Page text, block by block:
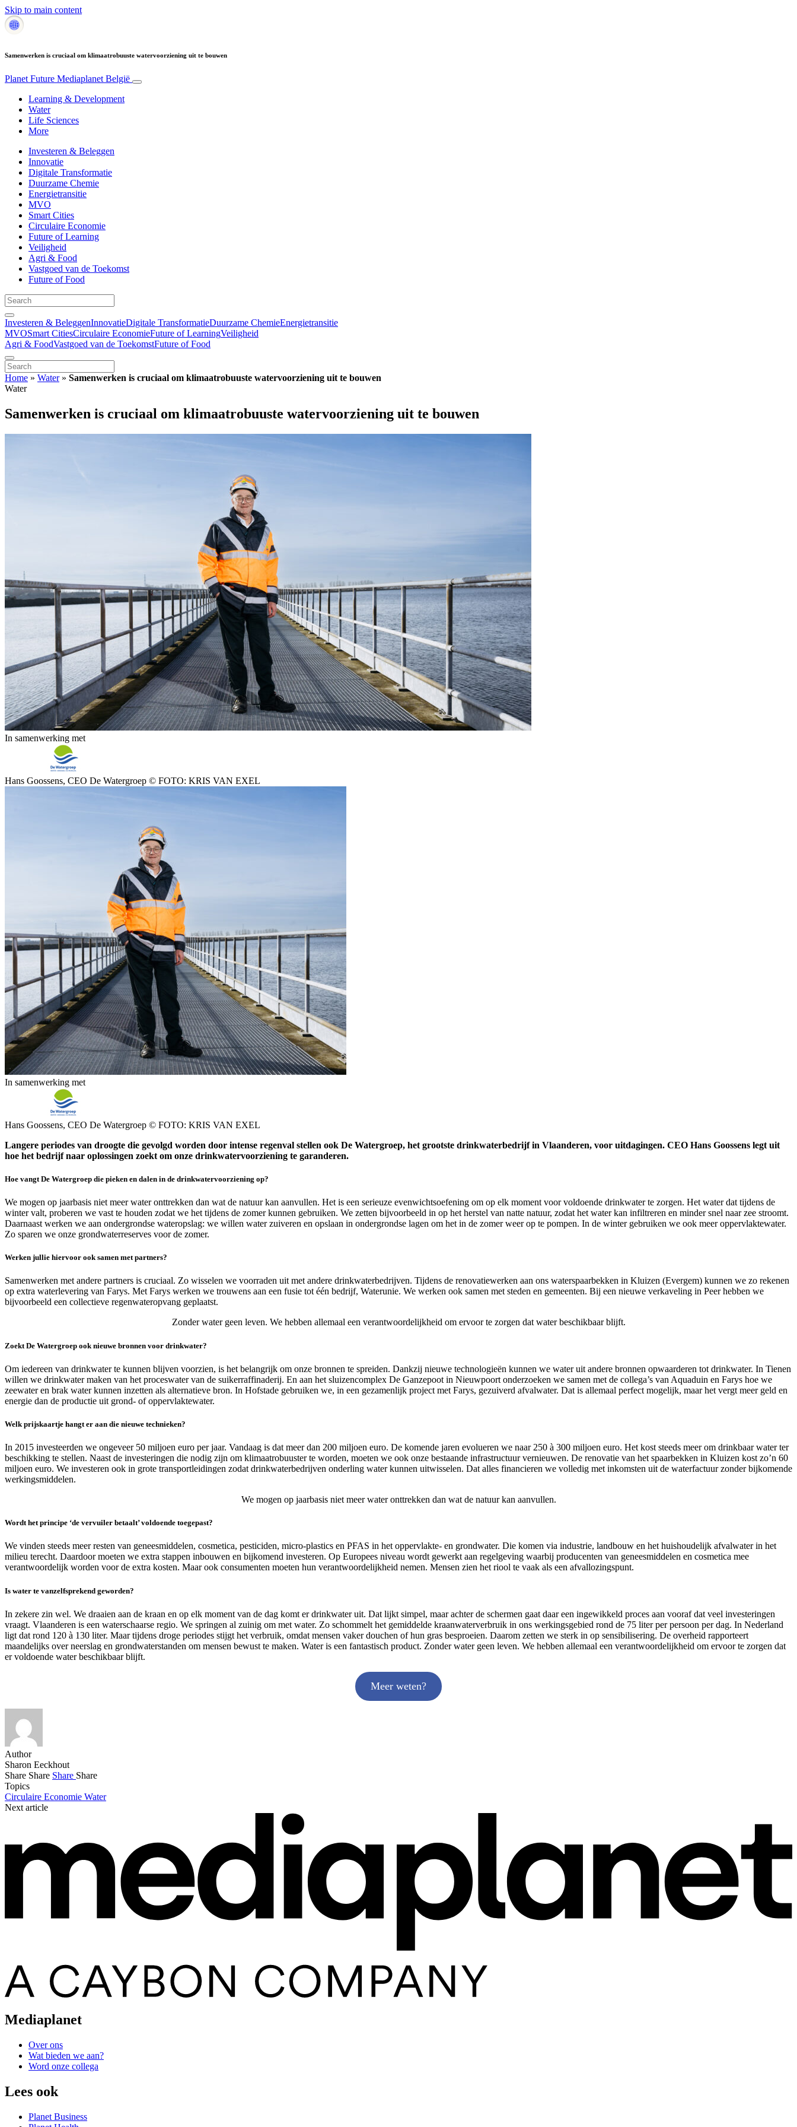
Skip to main content
Samenwerken is cruciaal om klimaatrobuuste watervoorziening uit te bouwen
Planet Future Mediaplanet België
Learning & Development
Water
Life Sciences
More
Investeren & Beleggen
Innovatie
Digitale Transformatie
Duurzame Chemie
Energietransitie
MVO
Smart Cities
Circulaire Economie
Future of Learning
Veiligheid
Agri & Food
Vastgoed van de Toekomst
Future of Food
Investeren & BeleggenInnovatieDigitale TransformatieDuurzame ChemieEnergietransitie
MVOSmart CitiesCirculaire EconomieFuture of LearningVeiligheid
Agri & FoodVastgoed van de ToekomstFuture of Food
Home » Water» Samenwerken is cruciaal om klimaatrobuuste watervoorziening uit te bouwen
Water
Samenwerken is cruciaal om klimaatrobuuste watervoorziening uit te bouwen
In samenwerking met
Hans Goossens, CEO De Watergroep © FOTO: KRIS VAN EXEL
In samenwerking met
Hans Goossens, CEO De Watergroep © FOTO: KRIS VAN EXEL
Langere periodes van droogte die gevolgd worden door intense regenval stellen ook De Watergroep, het grootste drinkwaterbedrijf in Vlaanderen, voor uitdagingen. CEO Hans Goossens legt uit
hoe het bedrijf naar oplossingen zoekt om onze drinkwatervoorziening te garanderen.
Hoe vangt De Watergroep die pieken en dalen in de drinkwatervoorziening op?
We mogen op jaarbasis niet meer water onttrekken dan wat de natuur kan aanvullen. Het is een serieuze evenwichtsoefening om op elk moment voor voldoende drinkwater te zorgen. Het water dat tijdens de
winter valt, proberen we vast te houden zodat we het tijdens de zomer kunnen gebruiken. We zetten bijvoorbeeld in op het herstel van natte natuur, zodat het water kan infiltreren en minder snel naar zee stroomt.
Daarnaast werken we aan ondergrondse wateropslag: we willen water zuiveren en opslaan in ondergrondse lagen om het in de zomer weer op te pompen. In de winter gebruiken we ook meer oppervlaktewater.
Zo sparen we onze grondwaterreserves voor de zomer.
Werken jullie hiervoor ook samen met partners?
Samenwerken met andere partners is cruciaal. Zo wisselen we voorraden uit met andere drinkwaterbedrijven. Tijdens de renovatiewerken aan ons waterspaarbekken in Kluizen (Evergem) kunnen we zo rekenen
op extra waterlevering van Farys. Met Farys werken we trouwens aan een fusie tot één bedrijf, Waterunie. We werken ook samen met steden en gemeenten. Bij een nieuwe verkaveling in Peer hebben we
bijvoorbeeld een collectieve regenwateropvang geplaatst.
Zonder water geen leven. We hebben allemaal een verantwoordelijkheid om ervoor te zorgen dat water beschikbaar blijft.
Zoekt De Watergroep ook nieuwe bronnen voor drinkwater?
Om iedereen van drinkwater te kunnen blijven voorzien, is het belangrijk om onze bronnen te spreiden. Dankzij nieuwe technologieën kunnen we water uit andere bronnen opwaarderen tot drinkwater. In Tienen
willen we drinkwater maken van het proceswater van de suikerraffinaderij. En aan het sluizencomplex De Ganzepoot in Nieuwpoort onderzoeken we samen met de collega’s van Aquaduin en Farys hoe we
zeewater en brak water kunnen inzetten als alternatieve bron. In Hofstade gebruiken we, in een gezamenlijk project met Farys, gezuiverd afvalwater. Dat is allemaal perfect mogelijk, maar het vergt meer geld en
energie dan de productie uit grond- of oppervlaktewater.
Welk prijskaartje hangt er aan die nieuwe technieken?
In 2015 investeerden we ongeveer 50 miljoen euro per jaar. Vandaag is dat meer dan 200 miljoen euro. De komende jaren evolueren we naar 250 à 300 miljoen euro. Het kost steeds meer om drinkbaar water ter
beschikking te stellen. Naast de investeringen die nodig zijn om klimaatrobuuster te worden, moeten we ook onze bestaande infrastructuur vernieuwen. De renovatie van het spaarbekken in Kluizen kost zo’n 60
miljoen euro. We investeren ook in grote transportleidingen zodat drinkwaterbedrijven onderling water kunnen uitwisselen. Dat alles financieren we volledig met inkomsten uit de waterfactuur zonder bijkomende
werkingsmiddelen.
We mogen op jaarbasis niet meer water onttrekken dan wat de natuur kan aanvullen.
Wordt het principe ‘de vervuiler betaalt’ voldoende toegepast?
We vinden steeds meer resten van geneesmiddelen, cosmetica, pesticiden, micro-plastics en PFAS in het oppervlakte- en grondwater. Die komen via industrie, landbouw en het huishoudelijk afvalwater in het
milieu terecht. Daardoor moeten we extra stappen inbouwen en bijkomend investeren. Op Europees niveau wordt gewerkt aan regelgeving waarbij producenten van geneesmiddelen en cosmetica mee
verantwoordelijk worden voor de extra kosten. Maar ook consumenten moeten hun verantwoordelijkheid nemen. Mensen zien het riool te vaak als een afvallozingspunt.
Is water te vanzelfsprekend geworden?
In zekere zin wel. We draaien aan de kraan en op elk moment van de dag komt er drinkwater uit. Dat lijkt simpel, maar achter de schermen gaat daar een ingewikkeld proces aan vooraf dat veel investeringen
vraagt. Vlaanderen is een waterschaarse regio. We springen al zuinig om met water. Zo schommelt het gemiddelde kraanwaterverbruik in ons werkingsgebied rond de 75 liter per persoon per dag. In Nederland
ligt dat rond 120 à 130 liter. Maar tijdens droge periodes stijgt het verbruik, omdat mensen vaker douchen of hun gras besproeien. Daarom zetten we sterk in op sensibilisering. De overheid rapporteert
maandelijks over neerslag en grondwaterstanden om mensen bewust te maken. Water is een fantastisch product. Zonder water geen leven. We hebben allemaal een verantwoordelijkheid om ervoor te zorgen dat
er voldoende water beschikbaar blijft.
Meer weten?
Author
Sharon Eeckhout
Share Share Share Share
Topics
Circulaire Economie Water
Next article
Mediaplanet
Over ons
Wat bieden we aan?
Word onze collega
Lees ook
Planet Business